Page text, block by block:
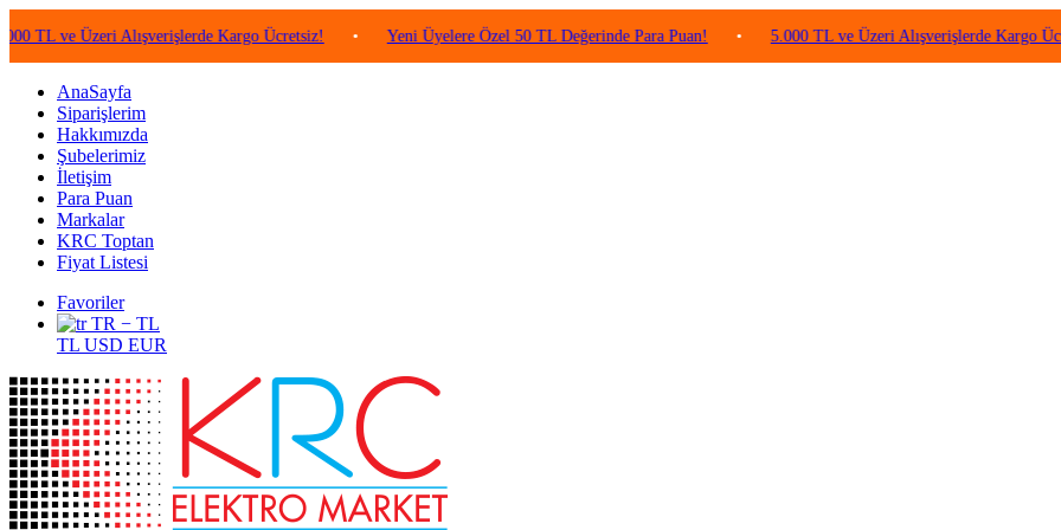
Üzeri Alışverişlerde Kargo Ücretsiz! • Yeni Üyelere Özel 50 TL Değerinde Para Puan! • 5.000 TL ve Üzeri Alışverişlerde Kargo Ücretsiz!
AnaSayfa
Siparişlerim
Hakkımızda
Şubelerimiz
İletişim
Para Puan
Markalar
KRC Toptan
Fiyat Listesi
Favoriler
TR − TL
TL USD EUR